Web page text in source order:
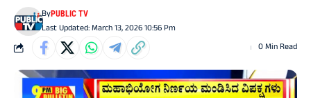
Last Updated: March 13, 2026 10:56 Pm
ByPUBLIC TV
0 Min Read